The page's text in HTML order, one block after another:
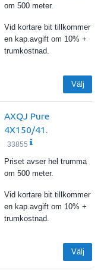
om 500 meter.
Vid kortare bit tillkommer
en kap.avgift om 10% +
trumkostnad.
Välj
AXQJ Pure
4X150/41.
33855
Priset avser hel trumma
om 500 meter.
Vid kortare bit tillkommer
en kap.avgift om 10% +
trumkostnad.
Välj